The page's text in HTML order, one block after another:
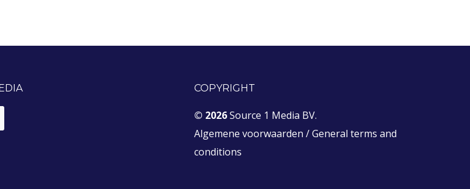
COPYRIGHT
© 2026Source 1 Media BV.
Algemene voorwaarden /General terms and
conditions